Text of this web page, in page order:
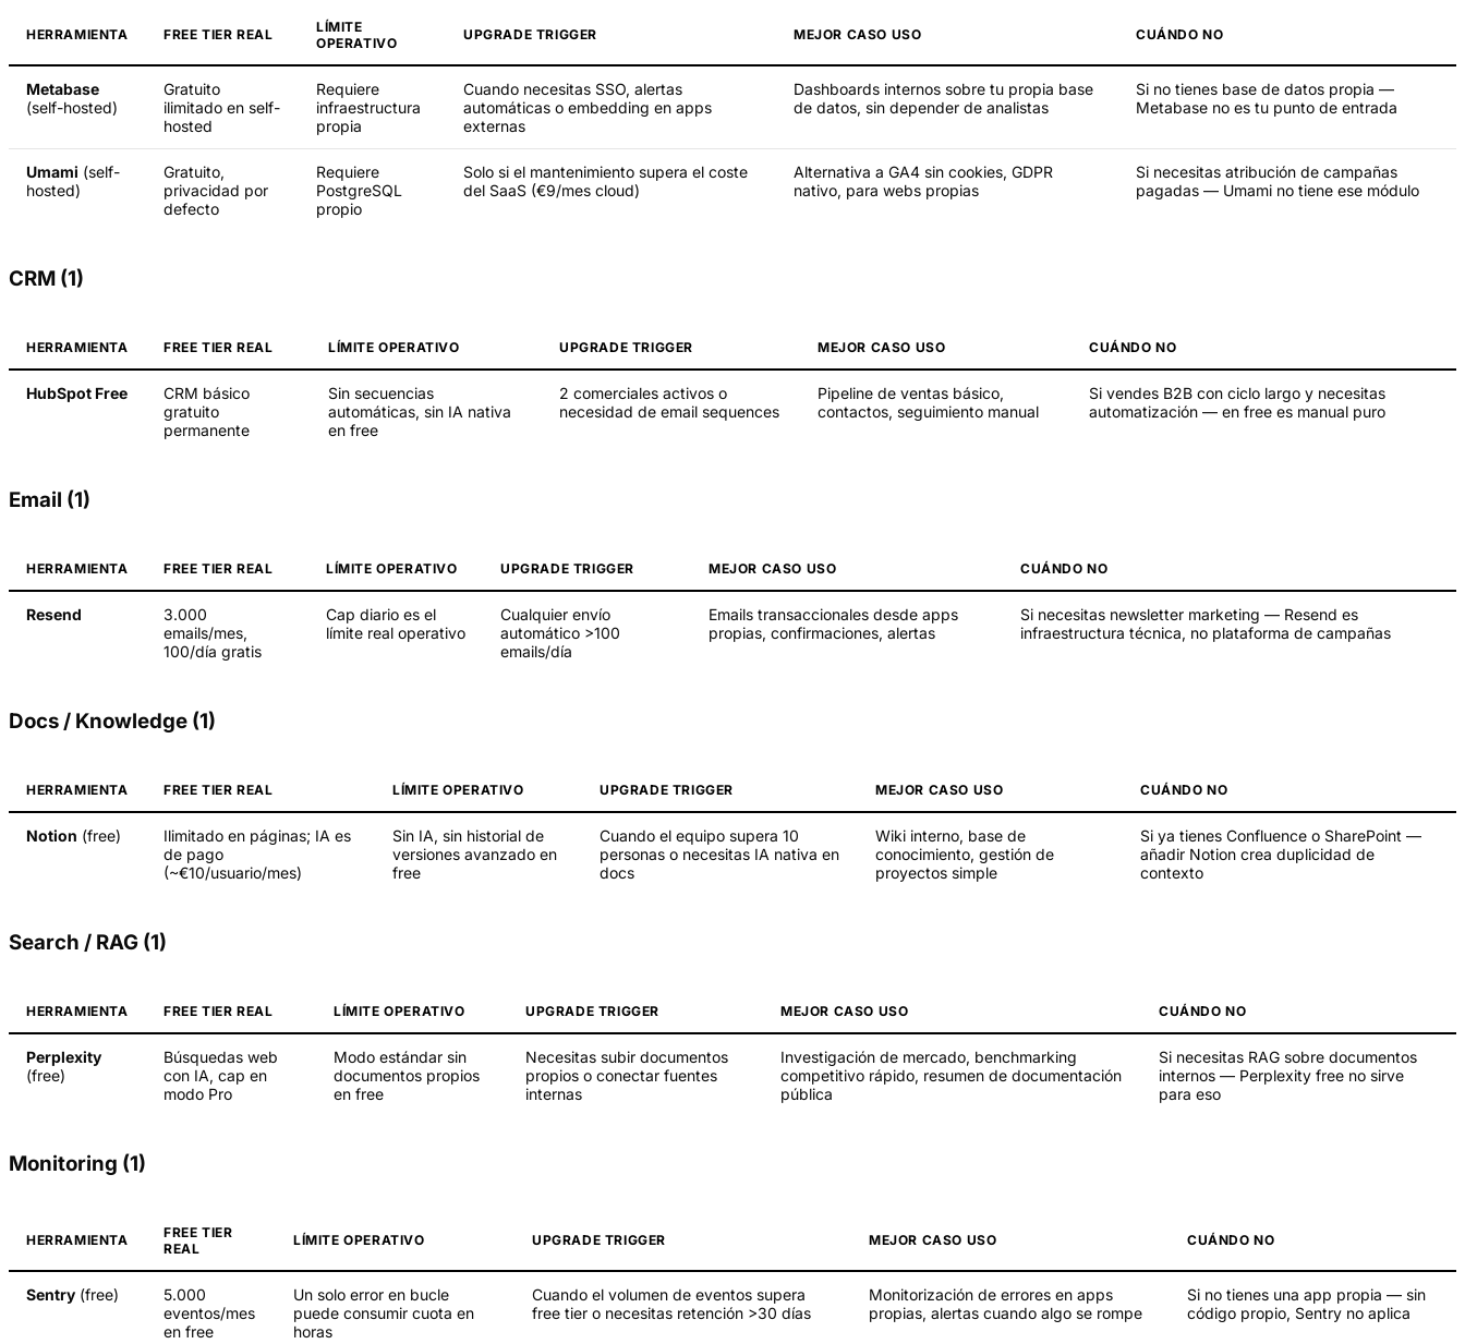
HERRAMIENTA FREE TIER REAL
LÍMITE
OPERATIVO
UPGRADE TRIGGER MEJOR CASO USO CUÁNDO NO
Metabase
(self-hosted)
Gratuito
ilimitado en self-
hosted
Requiere
infraestructura
propia
Cuando necesitas SSO, alertas
automáticas o embedding en apps
externas
Dashboards internos sobre tu propia base
de datos, sin depender de analistas
Si no tienes base de datos propia —
Metabase no es tu punto de entrada
Umami (self-
hosted)
Gratuito,
privacidad por
defecto
Requiere
PostgreSQL
propio
Solo si el mantenimiento supera el coste
del SaaS (€9/mes cloud)
Alternativa a GA4 sin cookies, GDPR
nativo, para webs propias
Si necesitas atribución de campañas
pagadas — Umami no tiene ese módulo
CRM (1)
HERRAMIENTA FREE TIER REAL LÍMITE OPERATIVO UPGRADE TRIGGER MEJOR CASO USO CUÁNDO NO
HubSpot Free
CRM básico
gratuito
permanente
Sin secuencias
automáticas, sin IA nativa
en free
2 comerciales activos o
necesidad de email sequences
Pipeline de ventas básico,
contactos, seguimiento manual
Si vendes B2B con ciclo largo y necesitas
automatización — en free es manual puro
Email (1)
HERRAMIENTA FREE TIER REAL LÍMITE OPERATIVO UPGRADE TRIGGER MEJOR CASO USO CUÁNDO NO
Resend
3.000
emails/mes,
100/día gratis
Cap diario es el
límite real operativo
Cualquier envío
automático >100
emails/día
Emails transaccionales desde apps
propias, confirmaciones, alertas
Si necesitas newsletter marketing — Resend es
infraestructura técnica, no plataforma de campañas
Docs / Knowledge (1)
HERRAMIENTA FREE TIER REAL LÍMITE OPERATIVO UPGRADE TRIGGER MEJOR CASO USO CUÁNDO NO
Notion (free)
Ilimitado en páginas; IA es
de pago
(~€10/usuario/mes)
Sin IA, sin historial de
versiones avanzado en
free
Cuando el equipo supera 10
personas o necesitas IA nativa en
docs
Wiki interno, base de
conocimiento, gestión de
proyectos simple
Si ya tienes Confluence o SharePoint —
añadir Notion crea duplicidad de
contexto
Search / RAG (1)
HERRAMIENTA FREE TIER REAL LÍMITE OPERATIVO UPGRADE TRIGGER MEJOR CASO USO CUÁNDO NO
Perplexity
(free)
Búsquedas web
con IA, cap en
modo Pro
Modo estándar sin
documentos propios
en free
Necesitas subir documentos
propios o conectar fuentes
internas
Investigación de mercado, benchmarking
competitivo rápido, resumen de documentación
pública
Si necesitas RAG sobre documentos
internos — Perplexity free no sirve
para eso
Monitoring (1)
HERRAMIENTA
FREE TIER
REAL
LÍMITE OPERATIVO UPGRADE TRIGGER MEJOR CASO USO CUÁNDO NO
Sentry (free)
5.000
eventos/mes
en free
Un solo error en bucle
puede consumir cuota en
horas
Cuando el volumen de eventos supera
free tier o necesitas retención >30 días
Monitorización de errores en apps
propias, alertas cuando algo se rompe
Si no tienes una app propia — sin
código propio, Sentry no aplica